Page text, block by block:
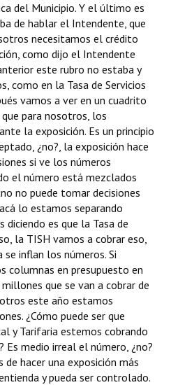
del Municipio. Y el último es
de hablar el Intendente, que
necesitamos el crédito
como dijo el Intendente
este rubro no estaba y
como en la Tasa de Servicios
vamos a ver en un cuadrito
para nosotros, los
la exposición. Es un principio
¿no?, la exposición hace
si ve los números
el número está mezclados
no puede tomar decisiones
lo estamos separando
es que la Tasa de
la TISH vamos a cobrar eso,
inflan los números. Si
columnas en presupuesto en
que se van a cobrar de
este año estamos
¿Cómo puede ser que
y Tarifaria estemos cobrando
medio irreal el número, ¿no?
hacer una exposición más
y pueda ser controlado.